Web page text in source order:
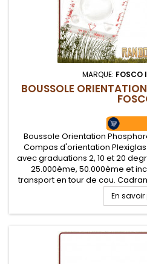
MARQUE: FOSCO
BOUSSOLE
Boussole Orientation
Compas d'orientation
avec graduations 2, 10 et 20
25.000ème, 50.000ème et
transport en tour de cou.
meilleure visibilité
En savoir